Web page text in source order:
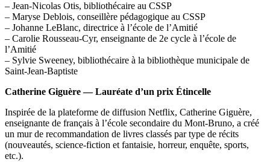
– Jean-Nicolas Otis, bibliothécaire au CSSP
– Maryse Deblois, conseillère pédagogique au CSSP
– Johanne LeBlanc, directrice à l’école de l’Amitié
– Carolie Rousseau-Cyr, enseignante de 2e cycle à l’école de
l’Amitié
– Sylvie Sweeney, bibliothécaire à la bibliothèque municipale de
Saint-Jean-Baptiste
Catherine Giguère — Lauréate d’un prix Étincelle
Inspirée de la plateforme de diffusion Netflix, Catherine Giguère,
enseignante de français à l’école secondaire du Mont-Bruno, a créé
un mur de recommandation de livres classés par type de récits
(nouveautés, science-fiction et fantaisie, horreur, enquête, sports,
etc.).